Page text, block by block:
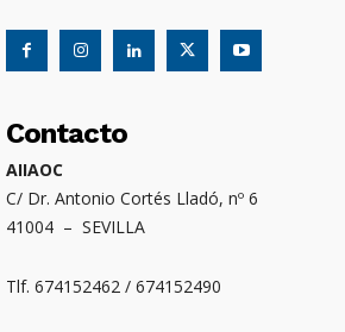
Contacto
AIIAOC
C/ Dr. Antonio Cortés Lladó, nº 6
41004 – SEVILLA
Tlf. 674152462 / 674152490